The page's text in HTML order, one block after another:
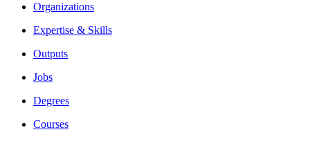
Organizations
Expertise & Skills
Outputs
Jobs
Degrees
Courses